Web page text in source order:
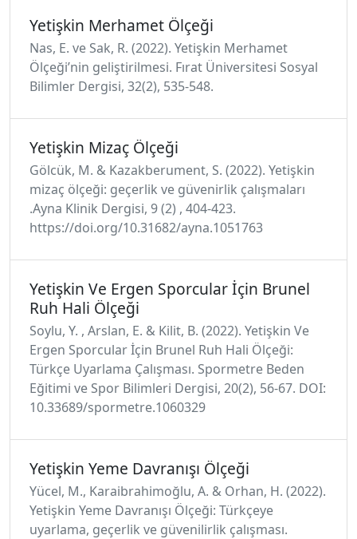
Yetişkin Merhamet Ölçeği
Nas, E. ve Sak, R. (2022). Yetişkin Merhamet
Ölçeği’nin geliştirilmesi. Fırat Üniversitesi Sosyal
Bilimler Dergisi, 32(2), 535-548.
Yetişkin Mizaç Ölçeği
Gölcük, M. & Kazakberument, S. (2022). Yetişkin
mizaç ölçeği: geçerlik ve güvenirlik çalışmaları
.Ayna Klinik Dergisi, 9 (2) , 404-423.
https://doi.org/10.31682/ayna.1051763
Yetişkin Ve Ergen Sporcular İçin Brunel
Ruh Hali Ölçeği
Soylu, Y. , Arslan, E. & Kilit, B. (2022). Yetişkin Ve
Ergen Sporcular İçin Brunel Ruh Hali Ölçeği:
Türkçe Uyarlama Çalışması. Spormetre Beden
Eğitimi ve Spor Bilimleri Dergisi, 20(2), 56-67. DOI:
10.33689/spormetre.1060329
Yetişkin Yeme Davranışı Ölçeği
Yücel, M., Karaibrahimoğlu, A. & Orhan, H. (2022).
Yetişkin Yeme Davranışı Ölçeği: Türkçeye
uyarlama, geçerlik ve güvenilirlik çalışması.